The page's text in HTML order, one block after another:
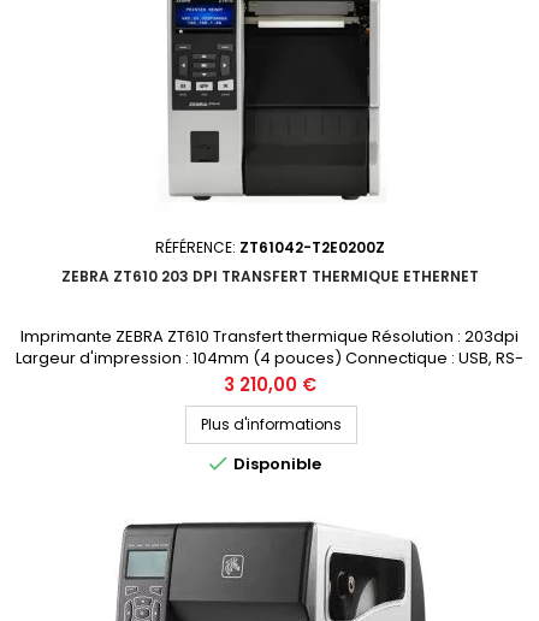
RÉFÉRENCE: ZT61042-T2E0200Z
ZEBRA ZT610 203 DPI TRANSFERT THERMIQUE ETHERNET
Imprimante ZEBRA ZT610 Transfert thermique Résolution : 203dpi
Largeur d'impression : 104mm (4 pouces) Connectique : USB, RS-
232, Bluetooth, Ethernet Prix public (avant remise) : 3210€ HT
Demandez votre devis personnalisé
Prix
3 210,00 €
Plus d'informations
 Disponible